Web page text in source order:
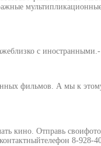
с иностранными.-
фильмов. А мы к
кино. Отправь
8-